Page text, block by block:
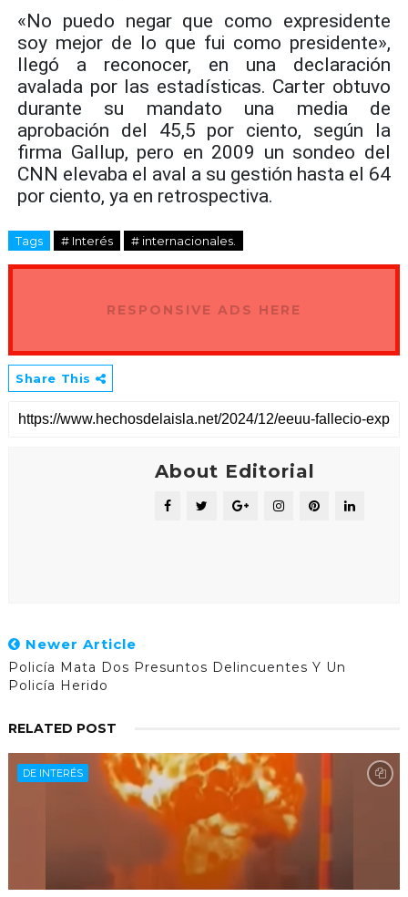
«No puedo negar que como expresidente
soy mejor de lo que fui como presidente»,
llegó a reconocer, en una declaración
avalada por las estadísticas. Carter obtuvo
durante su mandato una media de
aprobación del 45,5 por ciento, según la
firma Gallup, pero en 2009 un sondeo del
CNN elevaba el aval a su gestión hasta el 64
por ciento, ya en retrospectiva.
Tags # Interés # internacionales.
RESPONSIVE ADS HERE
Share This
About Editorial
Newer Article
Policía Mata Dos Presuntos Delincuentes Y Un
Policía Herido
RELATED POST
DE INTERÉS